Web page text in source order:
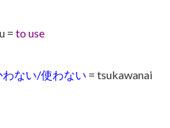
= to use
わない/使わない = tsukawanai